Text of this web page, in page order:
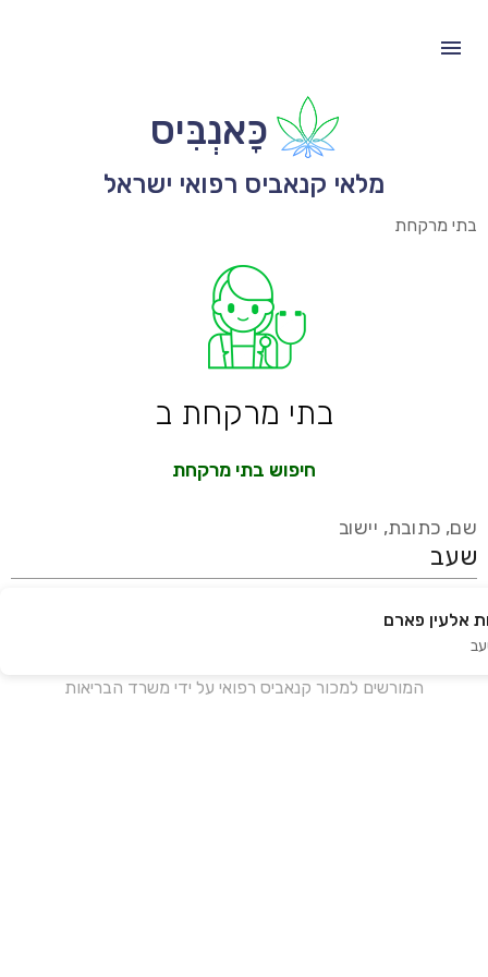
כָּאנְבִּיס
מלאי קנאביס רפואי ישראל
בתי מרקחת
בתי מרקחת ב
חיפוש בתי מרקחת
שם, כתובת, יישוב
המורשים למכור קנאביס רפואי על ידי משרד הבריאות
אלעין פארם